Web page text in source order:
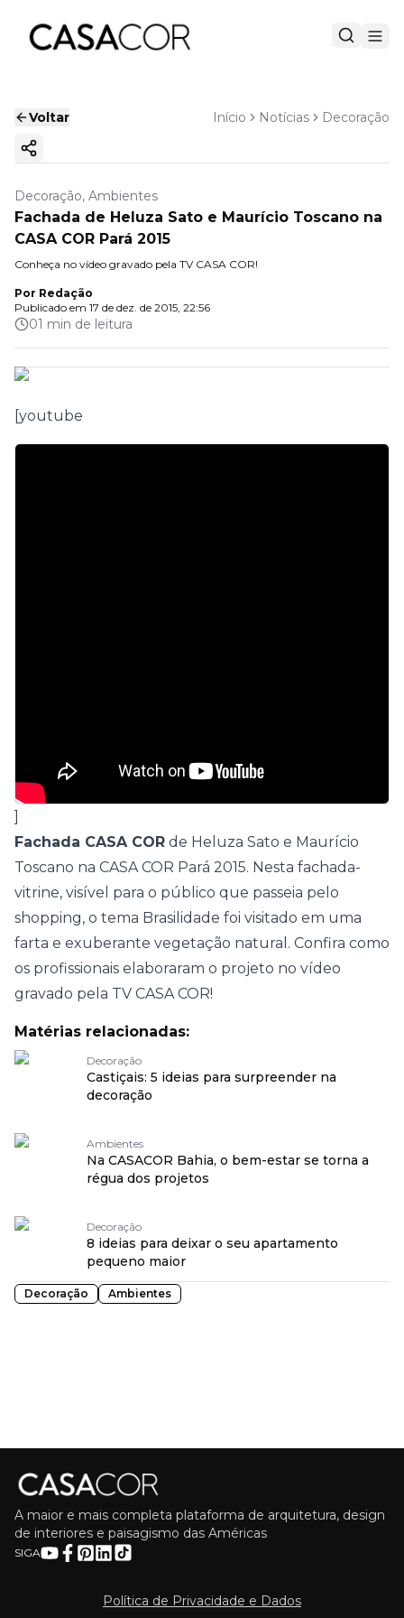
Voltar Início Notícias Decoração
Copiar link
Decoração, Ambientes
Fachada de Heluza Sato e Maurício Toscano na
CASA COR Pará 2015
Conheça no vídeo gravado pela TV CASA COR!
Por Redação
Publicado em 17 de dez. de 2015, 22:56
01 min de leitura
[youtube
]
Fachada CASA COR de Heluza Sato e Maurício
Toscano na CASA COR Pará 2015. Nesta fachada-
vitrine, visível para o público que passeia pelo
shopping, o tema Brasilidade foi visitado em uma
farta e exuberante vegetação natural. Confira como
os profissionais elaboraram o projeto no vídeo
gravado pela TV CASA COR!
Matérias relacionadas:
Decoração
Castiçais: 5 ideias para surpreender na
decoração
Ambientes
Na CASACOR Bahia, o bem-estar se torna a
régua dos projetos
Decoração
8 ideias para deixar o seu apartamento
pequeno maior
Decoração Ambientes
A maior e mais completa plataforma de arquitetura, design
de interiores e paisagismo das Américas
SIGA
Política de Privacidade e Dados